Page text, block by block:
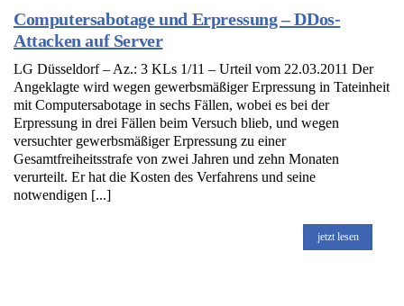
Computersabotage und Erpressung – DDos-
Attacken auf Server
LG Düsseldorf – Az.: 3 KLs 1/11 – Urteil vom 22.03.2011 Der
Angeklagte wird wegen gewerbsmäßiger Erpressung in Tateinheit
mit Computersabotage in sechs Fällen, wobei es bei der
Erpressung in drei Fällen beim Versuch blieb, und wegen
versuchter gewerbsmäßiger Erpressung zu einer
Gesamtfreiheitsstrafe von zwei Jahren und zehn Monaten
verurteilt. Er hat die Kosten des Verfahrens und seine
notwendigen [...]
jetzt lesen